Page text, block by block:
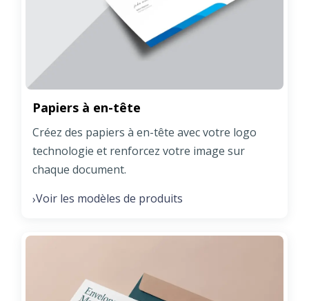
Papiers à en-tête
Créez des papiers à en-tête avec votre logo
technologie et renforcez votre image sur
chaque document.
›Voir les modèles de produits